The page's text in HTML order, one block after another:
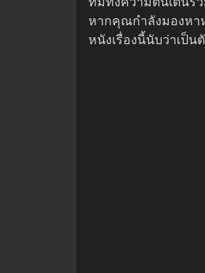
หากคุณกำลังมองหา
หนังเรื่องนี้นับว่าเป็น